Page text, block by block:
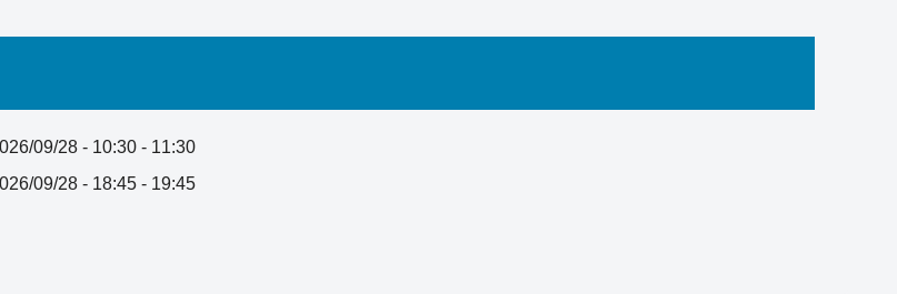
09/28 - 10:30 - 11:30
09/28 - 18:45 - 19:45